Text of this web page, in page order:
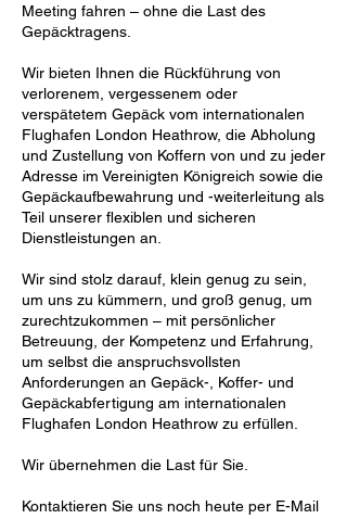
Meeting fahren – ohne die Last des
Gepäcktragens.
Wir bieten Ihnen die Rückführung von
verlorenem, vergessenem oder
verspätetem Gepäck vom internationalen
Flughafen London Heathrow, die Abholung
und Zustellung von Koffern von und zu jeder
Adresse im Vereinigten Königreich sowie die
Gepäckaufbewahrung und -weiterleitung als
Teil unserer flexiblen und sicheren
Dienstleistungen an.
Wir sind stolz darauf, klein genug zu sein,
um uns zu kümmern, und groß genug, um
zurechtzukommen – mit persönlicher
Betreuung, der Kompetenz und Erfahrung,
um selbst die anspruchsvollsten
Anforderungen an Gepäck-, Koffer- und
Gepäckabfertigung am internationalen
Flughafen London Heathrow zu erfüllen.
Wir übernehmen die Last für Sie.
Kontaktieren Sie uns noch heute per E-Mail